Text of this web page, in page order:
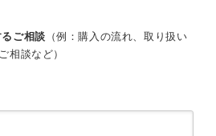
ご相談 （例：購入の流れ、取り扱い
相談など）